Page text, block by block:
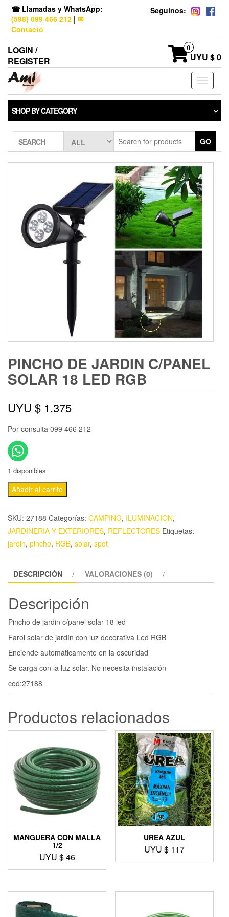
☎ Llamadas y WhatsApp:
(598) 099 466 212 | ✉
Contacto
Seguínos:
LOGIN /
REGISTER
0
UYU $ 0
Toggle
SHOP BY CATEGORY
SEARCH GO
PINCHO DE JARDIN C/PANEL
SOLAR 18 LED RGB
UYU $ 1.375
Por consulta 099 466 212
1 disponibles
Añadir al carrito
SKU: 27188 Categorías: CAMPING, ILUMINACION,
JARDINERIA Y EXTERIORES, REFLECTORES Etiquetas:
jardin, pincho, RGB, solar, spot
DESCRIPCIÓN VALORACIONES (0)
Descripción
Pincho de jardin c/panel solar 18 led
Farol solar de jardín con luz decorativa Led RGB
Enciende automáticamente en la oscuridad
Se carga con la luz solar. No necesita instalación
cod:27188
Productos relacionados
MANGUERA CON MALLA
1/2
UYU $46
UREA AZUL
UYU $ 117